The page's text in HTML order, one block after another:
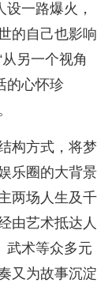
一路爆火，
的自己也影响
另一个视角
的心怀珍
构方式，将梦
乐圈的大背景
两场人生及千
由艺术抵达人
武术等众多元
又为故事沉淀